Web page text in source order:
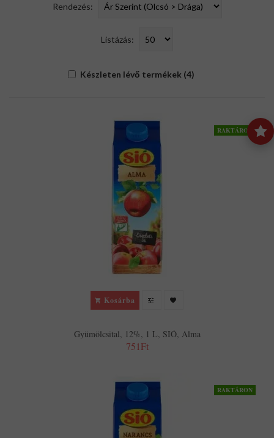
Rendezés:
Listázás:
Készleten lévő termékek (4)
RAKTÁRON
Kosárba
Gyümölcsital, 12%, 1 L, SIÓ, Alma
751Ft
RAKTÁRON